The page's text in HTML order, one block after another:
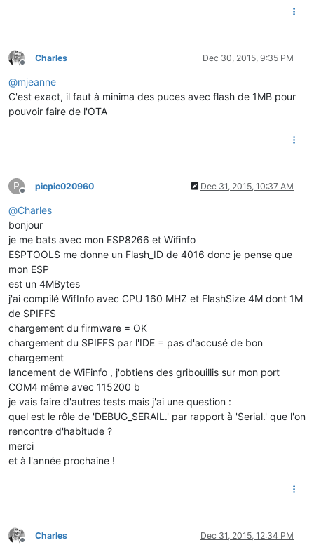
Offline
Charles Dec 30, 2015, 9:35 PM
@mjeanne
C'est exact, il faut à minima des puces avec flash de 1MB pour
pouvoir faire de l'OTA
P
Offline
picpic020960 Dec 31, 2015, 10:37 AM
@Charles
bonjour
je me bats avec mon ESP8266 et Wifinfo
ESPTOOLS me donne un Flash_ID de 4016 donc je pense que
mon ESP
est un 4MBytes
j'ai compilé WifInfo avec CPU 160 MHZ et FlashSize 4M dont 1M
de SPIFFS
chargement du firmware = OK
chargement du SPIFFS par l'IDE = pas d'accusé de bon
chargement
lancement de WiFinfo , j'obtiens des gribouillis sur mon port
COM4 même avec 115200 b
je vais faire d'autres tests mais j'ai une question :
quel est le rôle de 'DEBUG_SERAIL.' par rapport à 'Serial.' que l'on
rencontre d'habitude ?
merci
et à l'année prochaine !
Offline
Charles Dec 31, 2015, 12:34 PM